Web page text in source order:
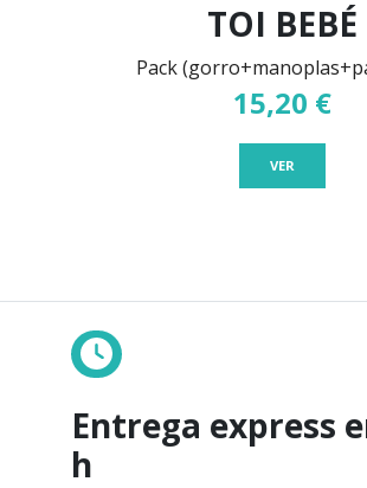
TOI BEBÉ
Pack
15,20 €
VER
Entrega express
h